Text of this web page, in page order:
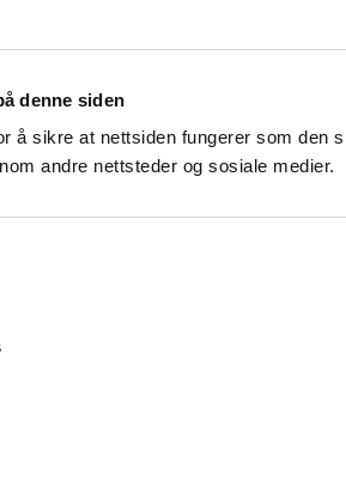
denne siden
å sikre at nettsiden fungerer som den
andre nettsteder og sosiale medier.